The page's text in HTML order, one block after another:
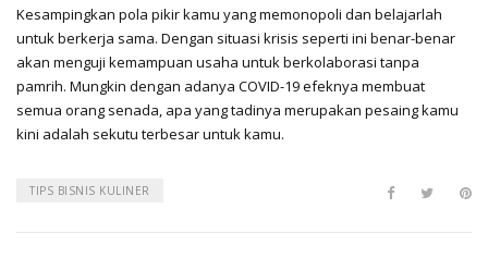
Kesampingkan pola pikir kamu yang memonopoli dan belajarlah
untuk berkerja sama. Dengan situasi krisis seperti ini benar-benar
akan menguji kemampuan usaha untuk berkolaborasi tanpa
pamrih. Mungkin dengan adanya COVID-19 efeknya membuat
semua orang senada, apa yang tadinya merupakan pesaing kamu
kini adalah sekutu terbesar untuk kamu.
TIPS BISNIS KULINER